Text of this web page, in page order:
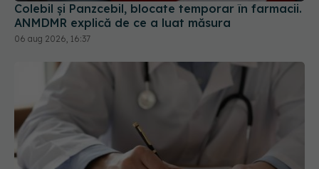
Colebil și Panzcebil, blocate temporar în farmacii.
ANMDMR explică de ce a luat măsura
06 aug 2026, 16:37